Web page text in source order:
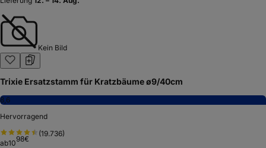
Kein Bild
Trixie Ersatzstamm für Kratzbäume ø9/40cm
8,6
Hervorragend
(19.736)
ab1098€